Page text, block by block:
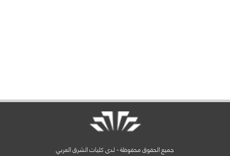
جميع الحقوق محفوظة - لدى كليات الشرق العربي